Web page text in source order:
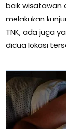
baik wisatawan
melakukan
TNK, ada juga
didua lokasi